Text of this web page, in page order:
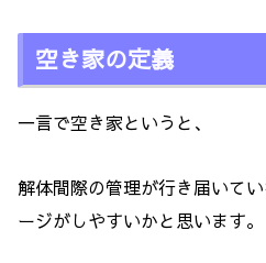
空き家の定義
一言で空き家というと、
解体間際の管理が行き届いて
ージがしやすいかと思います。